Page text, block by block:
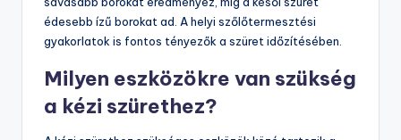
állapotát. Az érettség mértéke meghatározza a bor ízét
és minőségét. A cukortartalom és a savak aránya
kulcsfontosságú tényezők. Az optimális szüret
időpontja a szőlőfajtától is függ. Az időjárási
körülmények, mint a csapadék és a hőmérséklet, szintén
befolyásolják a szüretelés időpontját. A szüret ideje